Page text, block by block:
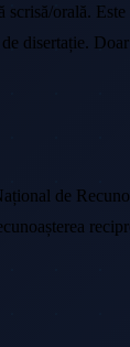
orală.
disertație.
de